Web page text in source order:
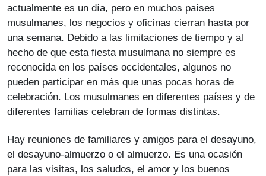
actualmente es un día, pero en muchos países
musulmanes, los negocios y oficinas cierran hasta por
una semana. Debido a las limitaciones de tiempo y al
hecho de que esta fiesta musulmana no siempre es
reconocida en los países occidentales, algunos no
pueden participar en más que unas pocas horas de
celebración. Los musulmanes en diferentes países y de
diferentes familias celebran de formas distintas.
Hay reuniones de familiares y amigos para el desayuno,
el desayuno-almuerzo o el almuerzo. Es una ocasión
para las visitas, los saludos, el amor y los buenos